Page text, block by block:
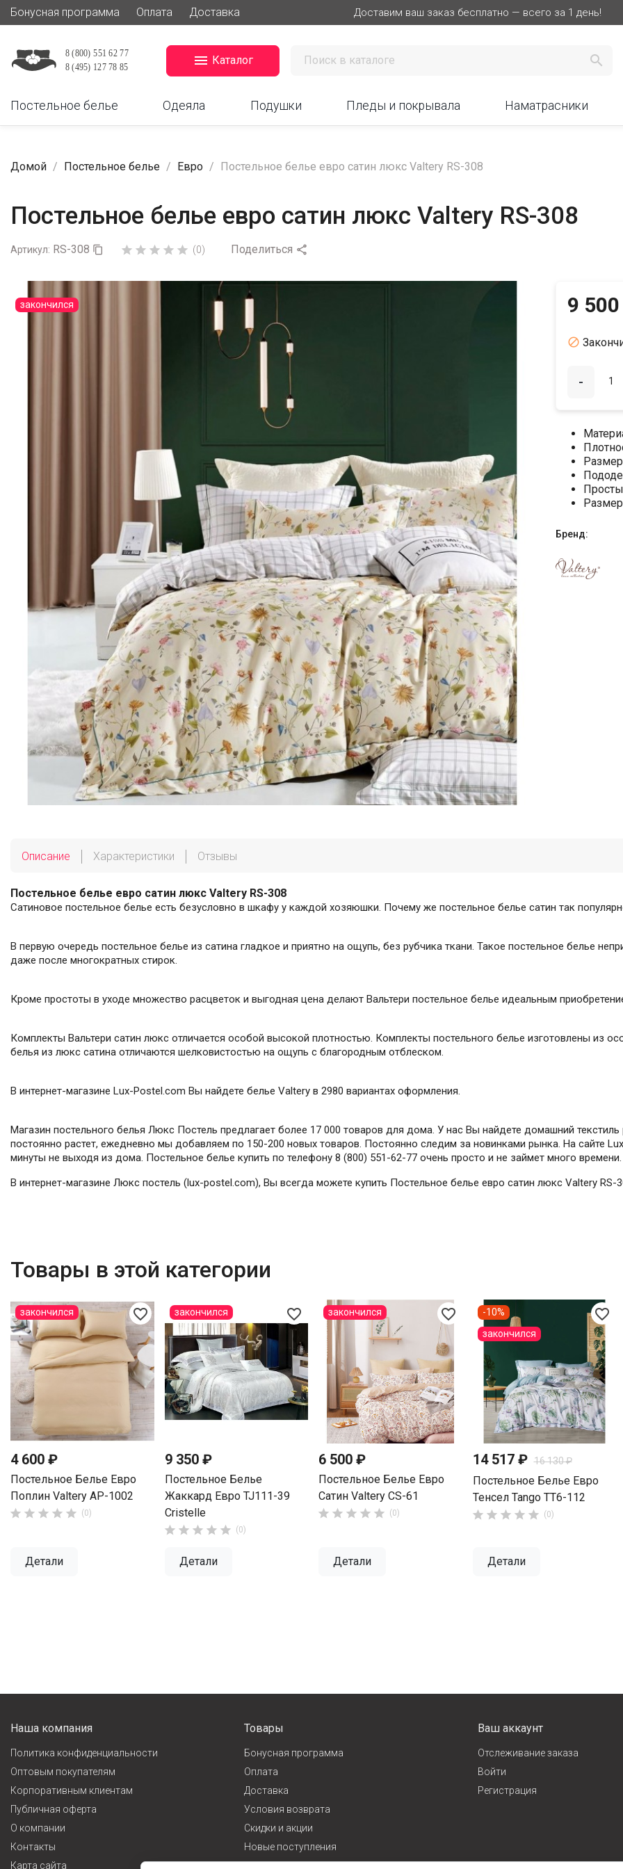
Бонусная программа Оплата Доставка Доставим ваш заказ бесплатно — всего за 1 день!
 Каталог 
Постельное белье Одеяла Подушки Пледы и покрывала Наматрасники
Домой Постельное белье Евро Постельное белье евро сатин люкс Valtery RS-308
Постельное белье евро сатин люкс Valtery RS-308
Артикул: RS-308       (0) Поделиться 
закончился 9

-
Бренд:
Описание Характеристики Отзывы
Постельное белье евро сатин люкс Valtery RS-308
Сатиновое постельное белье есть безусловно в шкафу у каждой хозяюшки. Почему же постельное белье сатин так
В первую очередь постельное белье из сатина гладкое и приятно на ощупь, без рубчика ткани. Такое постельное белье
даже после многократных стирок.
Кроме простоты в уходе множество расцветок и выгодная цена делают Вальтери постельное белье идеальным
Комплекты Вальтери сатин люкс отличается особой высокой плотностью. Комплекты постельного белье изготовлены из
белья из люкс сатина отличаются шелковистостью на ощупь с благородным отблеском.
В интернет-магазине Lux-Postel.com Вы найдете белье Valtery в 2980 вариантах оформления.
Магазин постельного белья Люкс Постель предлагает более 17 000 товаров для дома. У нас Вы найдете домашний текстиль
постоянно растет, ежедневно мы добавляем по 150-200 новых товаров. Постоянно следим за новинками рынка. На сайте
минуты не выходя из дома. Постельное белье купить по телефону 8 (800) 551-62-77 очень просто и не займет много времени.
В интернет-магазине Люкс постель (lux-postel.com), Вы всегда можете купить Постельное белье евро сатин люкс Valtery
Товары в этой категории
favorite_border
4 600 ₽
Постельное Белье Евро
Поплин Valtery AP-1002
     (0)
Детали
закончился favorite_border
9 350 ₽
Постельное Белье
Жаккард Евро TJ111-39
Cristelle
     (0)
Детали
закончился favorite_border
6 500 ₽
Постельное Белье Евро
Сатин Valtery CS-61
     (0)
Детали
закончился favorite_border
14 517 ₽ 16 130 ₽
Постельное Белье Евро
Тенсел Tango TT6-112
     (0)
Детали
-10%
закончился
Наша компания
Политика конфиденциальности
Оптовым покупателям
Корпоративным клиентам
Публичная оферта
О компании
Контакты
Карта сайта
Товары
Бонусная программа
Оплата
Доставка
Условия возврата
Cкидки и акции
Новые поступления
Лидеры продаж
Ваш аккаунт
Отслеживание заказа
Войти
Регистрация